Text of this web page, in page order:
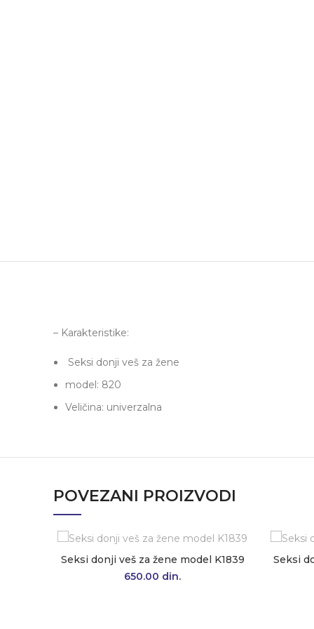
– Karakteristike:
Seksi donji veš za žene
model: 820
Veličina: univerzalna
POVEZANI PROIZVODI
Seksi donji veš za žene model K1839
650.00 din.
Seksi